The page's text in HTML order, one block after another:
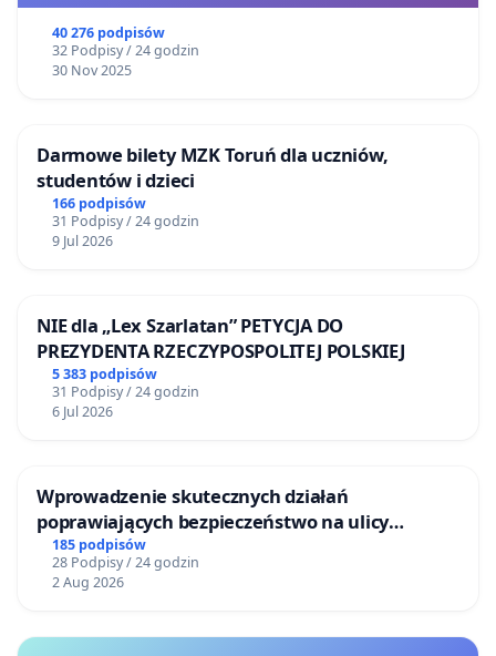
40 276 podpisów
32 Podpisy / 24 godzin
30 Nov 2025
Darmowe bilety MZK Toruń dla uczniów,
studentów i dzieci
166 podpisów
31 Podpisy / 24 godzin
9 Jul 2026
NIE dla „Lex Szarlatan” PETYCJA DO
PREZYDENTA RZECZYPOSPOLITEJ POLSKIEJ
5 383 podpisów
31 Podpisy / 24 godzin
6 Jul 2026
Wprowadzenie skutecznych działań
poprawiających bezpieczeństwo na ulicy
Żeromskiego w Otwocku
185 podpisów
28 Podpisy / 24 godzin
2 Aug 2026